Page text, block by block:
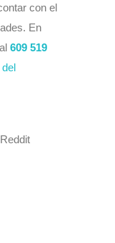
con el
En
609 519
Reddit